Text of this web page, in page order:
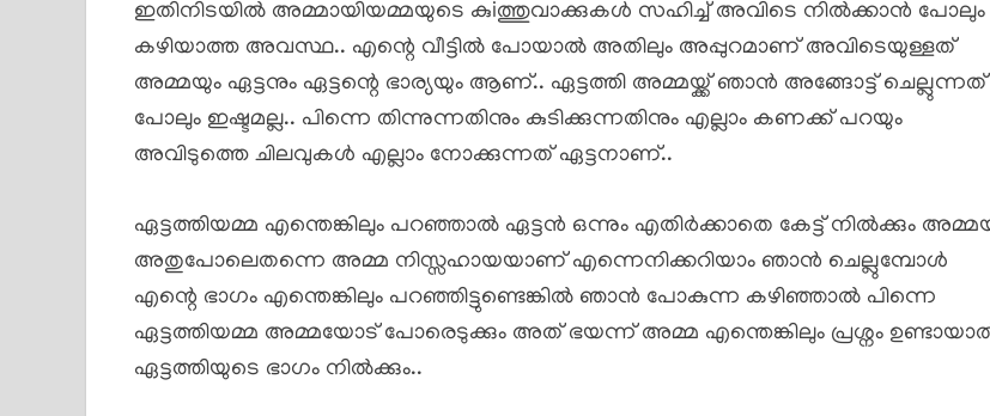
ഇതിനിടയിൽ അമ്മായിയമ്മയുടെ കുiത്തുവാക്കുകൾ സഹിച്ച് അവിടെ നിൽക്കാൻ പോലും
കഴിയാത്ത അവസ്ഥ.. എന്റെ വീട്ടിൽ പോയാൽ അതിലും അപ്പുറമാണ് അവിടെയുള്ളത്
അമ്മയും ഏട്ടനും ഏട്ടന്റെ ഭാര്യയും ആണ്.. ഏട്ടത്തി അമ്മയ്ക്ക് ഞാൻ അങ്ങോട്ട് ചെല്ലുന്നത്
പോലും ഇഷ്ടമല്ല.. പിന്നെ തിന്നുന്നതിനും കുടിക്കുന്നതിനും എല്ലാം കണക്ക് പറയും
അവിടുത്തെ ചിലവുകൾ എല്ലാം നോക്കുന്നത് ഏട്ടനാണ്..
ഏട്ടത്തിയമ്മ എന്തെങ്കിലും പറഞ്ഞാൽ ഏട്ടൻ ഒന്നും എതിർക്കാതെ കേട്ട് നിൽക്കും
അതുപോലെതന്നെ അമ്മ നിസ്സഹായയാണ് എന്നെനിക്കറിയാം ഞാൻ ചെല്ലുമ്പോൾ
എന്റെ ഭാഗം എന്തെങ്കിലും പറഞ്ഞിട്ടുണ്ടെങ്കിൽ ഞാൻ പോകുന്ന കഴിഞ്ഞാൽ പിന്നെ
ഏട്ടത്തിയമ്മ അമ്മയോട് പോരെടുക്കും അത് ഭയന്ന് അമ്മ എന്തെങ്കിലും പ്രശ്നം
ഏട്ടത്തിയുടെ ഭാഗം നിൽക്കും..